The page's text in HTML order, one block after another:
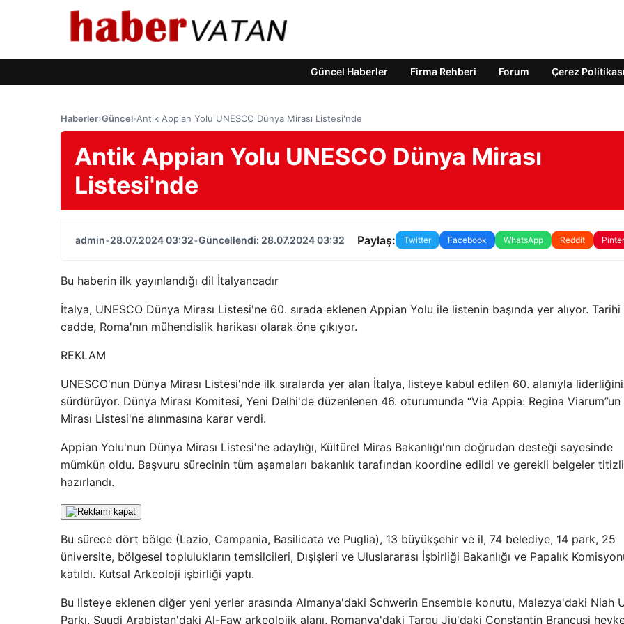
Güncel Haberler Firma Rehberi Forum Çerez Politikası
Haberler›Güncel›Antik Appian Yolu UNESCO Dünya Mirası Listesi'nde
Antik Appian Yolu UNESCO Dünya Mirası
Listesi'nde
admin•28.07.2024 03:32•Güncellendi: 28.07.2024 03:32 Paylaş: Twitter Facebook WhatsApp Reddit
Bu haberin ilk yayınlandığı dil İtalyancadır
İtalya, UNESCO Dünya Mirası Listesi'ne 60. sırada eklenen Appian Yolu ile listenin başında yer alıyor. Tarihi
cadde, Roma'nın mühendislik harikası olarak öne çıkıyor.
REKLAM
UNESCO'nun Dünya Mirası Listesi'nde ilk sıralarda yer alan İtalya, listeye kabul edilen 60. alanıyla liderliğini
sürdürüyor. Dünya Mirası Komitesi, Yeni Delhi'de düzenlenen 46. oturumunda “Via Appia: Regina Viarum”un
Mirası Listesi'ne alınmasına karar verdi.
Appian Yolu'nun Dünya Mirası Listesi'ne adaylığı, Kültürel Miras Bakanlığı'nın doğrudan desteği sayesinde
mümkün oldu. Başvuru sürecinin tüm aşamaları bakanlık tarafından koordine edildi ve gerekli belgeler
hazırlandı.
Bu sürece dört bölge (Lazio, Campania, Basilicata ve Puglia), 13 büyükşehir ve il, 74 belediye, 14 park, 25
üniversite, bölgesel toplulukların temsilcileri, Dışişleri ve Uluslararası İşbirliği Bakanlığı ve Papalık
katıldı. Kutsal Arkeoloji işbirliği yaptı.
Bu listeye eklenen diğer yeni yerler arasında Almanya'daki Schwerin Ensemble konutu, Malezya'daki Niah
Parkı, Suudi Arabistan'daki Al-Faw arkeolojik alanı, Romanya'daki Targu Jiu'daki Constantin Brancuși